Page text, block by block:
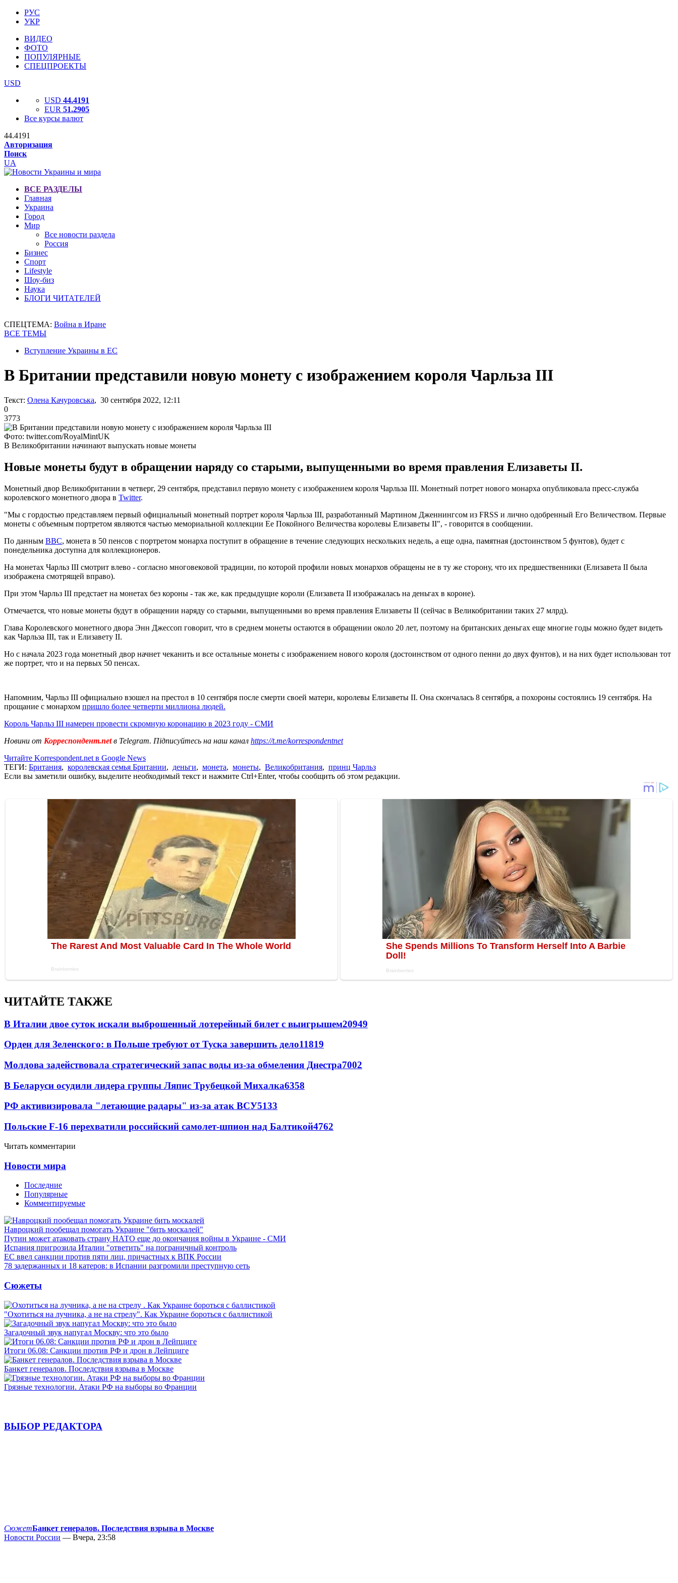
РУС
УКР
ВИДЕО
ФОТО
ПОПУЛЯРНЫЕ
СПЕЦПРОЕКТЫ
USD
USD 44.4191
EUR 51.2905
Все курсы валют
44.4191
Авторизация
Поиск
UA
ВСЕ РАЗДЕЛЫ
Главная
Украина
Город
Мир
Все новости раздела
Россия
Бизнес
Спорт
Lifestyle
Шоу-биз
Наука
БЛОГИ ЧИТАТЕЛЕЙ
СПЕЦТЕМА: Война в Иране
ВСЕ ТЕМЫ
Вступление Украины в ЕС
В Британии представили новую монету с изображением короля Чарльза III
Текст: Олена Качуровська, 30 сентября 2022, 12:11
0
3773
Фото: twitter.com/RoyalMintUK
В Великобритании начинают выпускать новые монеты
Новые монеты будут в обращении наряду со старыми, выпущенными во время правления Елизаветы II.
Монетный двор Великобритании в четверг, 29 сентября, представил первую монету с изображением короля Чарльза III. Монетный потрет нового монарха опубликовала пресс-служба
королевского монетного двора в Twitter.
"Мы с гордостью представляем первый официальный монетный портрет короля Чарльза III, разработанный Мартином Дженнингсом из FRSS и лично одобренный Его Величеством. Первые
монеты с объемным портретом являются частью мемориальной коллекции Ее Покойного Величества королевы Елизаветы II", - говорится в сообщении.
По данным BBC, монета в 50 пенсов с портретом монарха поступит в обращение в течение следующих нескольких недель, а еще одна, памятная (достоинством 5 фунтов), будет с
понедельника доступна для коллекционеров.
На монетах Чарльз III смотрит влево - согласно многовековой традиции, по которой профили новых монархов обращены не в ту же сторону, что их предшественники (Елизавета II была
изображена смотрящей вправо).
При этом Чарльз III предстает на монетах без короны - так же, как предыдущие короли (Елизавета II изображалась на деньгах в короне).
Отмечается, что новые монеты будут в обращении наряду со старыми, выпущенными во время правления Елизаветы II (сейчас в Великобритании таких 27 млрд).
Глава Королевского монетного двора Энн Джессоп говорит, что в среднем монеты остаются в обращении около 20 лет, поэтому на британских деньгах еще многие годы можно будет видеть
как Чарльза III, так и Елизавету II.
Но с начала 2023 года монетный двор начнет чеканить и все остальные монеты с изображением нового короля (достоинством от одного пенни до двух фунтов), и на них будет использован тот
же портрет, что и на первых 50 пенсах.
Напомним, Чарльз III официально взошел на престол в 10 сентября после смерти своей матери, королевы Елизаветы II. Она скончалась 8 сентября, а похороны состоялись 19 сентября. На
прощание с монархом пришло более четверти миллиона людей.
Король Чарльз III намерен провести скромную коронацию в 2023 году - СМИ
Новини от Корреспондент.netв Telegram. Підписуйтесь на наш канал https://t.me/korrespondentnet
Читайте Korrespondent.net в Google News
ТЕГИ: Британия, королевская семья Британии, деньги, монета, монеты, Великобритания, принц Чарльз
Если вы заметили ошибку, выделите необходимый текст и нажмите Ctrl+Enter, чтобы сообщить об этом редакции.
ЧИТАЙТЕ ТАКЖЕ
В Италии двое суток искали выброшенный лотерейный билет с выигрышем20949
Орден для Зеленского: в Польше требуют от Туска завершить дело11819
Молдова задействовала стратегический запас воды из-за обмеления Днестра7002
В Беларуси осудили лидера группы Ляпис Трубецкой Михалка6358
РФ активизировала "летающие радары" из-за атак ВСУ5133
Польские F-16 перехватили российский самолет-шпион над Балтикой4762
Читать комментарии
Новости мира
Последние
Популярные
Комментируемые
Навроцкий пообещал помогать Украине "бить москалей"
Путин может атаковать страну НАТО еще до окончания войны в Украине - СМИ
Испания пригрозила Италии "ответить" на пограничный контроль
ЕС ввел санкции против пяти лиц, причастных к ВПК России
78 задержанных и 18 катеров: в Испании разгромили преступную сеть
Сюжеты
"Охотиться на лучника, а не на стрелу". Как Украине бороться с баллистикой
Загадочный звук напугал Москву: что это было
Итоги 06.08: Санкции против РФ и дрон в Лейпциге
Банкет генералов. Последствия взрыва в Москве
Грязные технологии. Атаки РФ на выборы во Франции
ВЫБОР РЕДАКТОРА
СюжетБанкет генералов. Последствия взрыва в Москве
Новости России — Вчера, 23:58